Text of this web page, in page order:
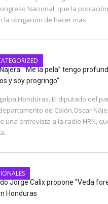
Nacional, que la
la obligación de hacer mas…
23, 2019
“Me la pela” tengo
y soy progringo”
El diputado del
de Colón,Oscar
una entrevista a la radio HRN,
6, 2019
Jorge Calix propone “Veda
Honduras